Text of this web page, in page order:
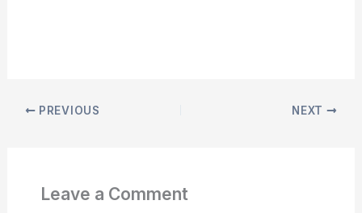
PREVIOUS NEXT
Leave a Comment